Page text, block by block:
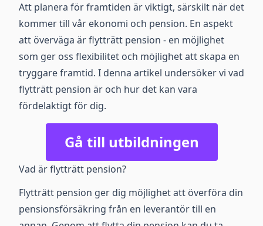
Att planera för framtiden är viktigt, särskilt när det
kommer till vår ekonomi och pension. En aspekt
att överväga är flytträtt pension - en möjlighet
som ger oss flexibilitet och möjlighet att skapa en
tryggare framtid. I denna artikel undersöker vi vad
flytträtt pension är och hur det kan vara
fördelaktigt för dig.
Gå till utbildningen
Vad är flytträtt pension?
Flytträtt pension ger dig möjlighet att överföra din
pensionsförsäkring från en leverantör till en